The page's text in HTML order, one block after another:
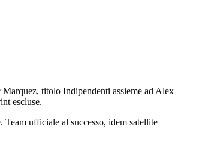
titolo Indipendenti assieme ad Alex
escluse.
ufficiale al successo, idem satellite